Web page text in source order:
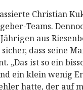
Christian
Teams.
aus
dass seine
„Das ist so ein
ein klein wenig
hatte, der auf